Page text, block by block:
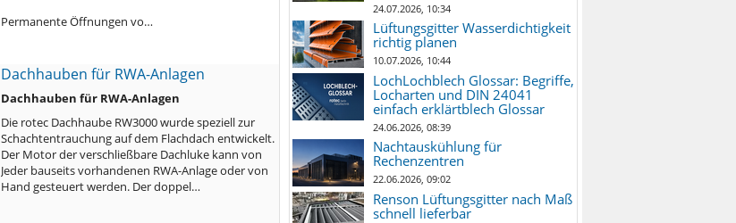
Permanente Öffnungen vo…
Dachhauben für RWA-Anlagen
Dachhauben für RWA-Anlagen
Die rotec Dachhaube RW3000 wurde speziell zur
Schachtentrauchung auf dem Flachdach entwickelt.
Der Motor der verschließbare Dachluke kann von
Jeder bauseits vorhandenen RWA-Anlage oder von
Hand gesteuert werden. Der doppel…
24.07.2026, 10:34
Lüftungsgitter Wasserdichtigkeit
richtig planen
10.07.2026, 10:44
LochLochblech Glossar: Begriffe,
Locharten und DIN 24041
einfach erklärtblech Glossar
24.06.2026, 08:39
Nachtauskühlung für
Rechenzentren
22.06.2026, 09:02
Renson Lüftungsgitter nach Maß
schnell lieferbar